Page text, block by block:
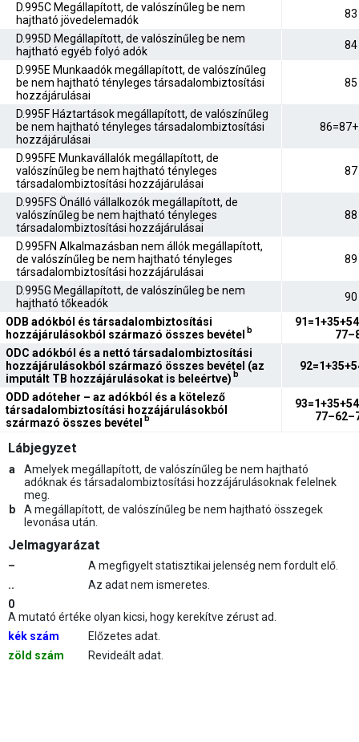
D.995C Megállapított, de valószínűleg be nem
hajtható jövedelemadók
83
D.995D Megállapított, de valószínűleg be nem
hajtható egyéb folyó adók
84
D.995E Munkaadók megállapított, de valószínűleg
be nem hajtható tényleges társadalombiztosítási
hozzájárulásai
85
D.995F Háztartások megállapított, de valószínűleg
be nem hajtható tényleges társadalombiztosítási
hozzájárulásai
D.995FE Munkavállalók megállapított, de
valószínűleg be nem hajtható tényleges
társadalombiztosítási hozzájárulásai
87
D.995FS Önálló vállalkozók megállapított, de
valószínűleg be nem hajtható tényleges
társadalombiztosítási hozzájárulásai
88
D.995FN Alkalmazásban nem állók megállapított,
de valószínűleg be nem hajtható tényleges
társadalombiztosítási hozzájárulásai
89
D.995G Megállapított, de valószínűleg be nem
hajtható tőkeadók
90
ODB adókból és társadalombiztosítási
hozzájárulásokból származó összes bevétel b
ODC adókból és a nettó társadalombiztosítási
hozzájárulásokból származó összes bevétel (az
imputált TB hozzájárulásokat is beleértve) b
ODD adóteher – az adókból és a kötelező
társadalombiztosítási hozzájárulásokból
származó összes bevétel b
Lábjegyzet
a
Amelyek megállapított, de valószínűleg be nem hajtható
adóknak és társadalombiztosítási hozzájárulásoknak felelnek
meg.
b
A megállapított, de valószínűleg be nem hajtható összegek
levonása után.
Jelmagyarázat
–
A megfigyelt statisztikai jelenség nem fordult elő.
..
Az adat nem ismeretes.
0
A mutató értéke olyan kicsi, hogy kerekítve zérust ad.
kék szám
Előzetes adat.
zöld szám
Revideált adat.